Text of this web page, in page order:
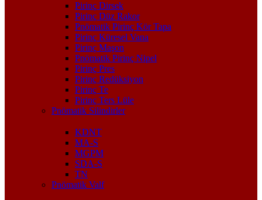
Pirinç Dirsek
Pirinç Düz Rakor
Pnömatik Pirinç Kör Tapa
Pirinç Küresel Vana
Pirinç Maşon
Pnömatik Pirinç Nipel
Pirinç Pres
Pirinç Redüksiyon
Pirinç Te
Pirinç Ters Lüle
Pnömatik Silindirler
KDNT
MA-S
MGPM
SDA-S
TN
Pnömatik Valf